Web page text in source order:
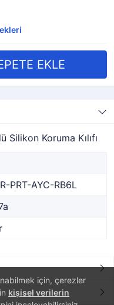
için, çerezler
kişisel verilerin
Silikon Koruma Kılıfı
PRT-AYC-RB6L